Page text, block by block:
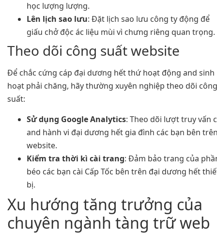
học lượng lượng.
Lên lịch sao lưu: Đặt lịch sao lưu công ty động để
giấu chở độc ác liệu mùi vì chưng riêng quan trọng.
Theo dõi công suất website
Để chắc cứng cáp đại dương hết thứ hoạt động and sinh
hoạt phải chăng, hãy thường xuyên nghiệp theo dõi công
suất:
Sử dụng Google Analytics: Theo dõi lượt truy vấn
and hành vi đại dương hết gia đình các bạn bên
website.
Kiểm tra thời kì cài trang: Đảm bảo trang của
béo các bạn cài Cấp Tốc bên trên đại dương hết
bị.
Xu hướng tăng trưởng của
chuyên ngành tàng trữ web